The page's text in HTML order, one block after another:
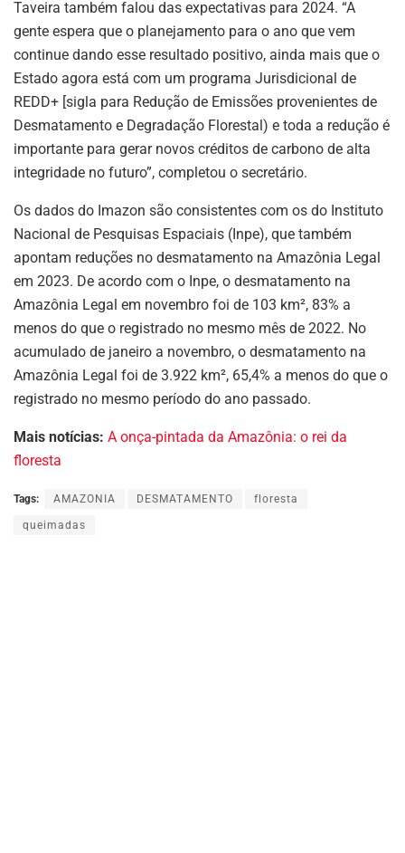
Taveira também falou das expectativas para 2024. “A
gente espera que o planejamento para o ano que vem
continue dando esse resultado positivo, ainda mais que o
Estado agora está com um programa Jurisdicional de
REDD+ [sigla para Redução de Emissões provenientes de
Desmatamento e Degradação Florestal) e toda a redução é
importante para gerar novos créditos de carbono de alta
integridade no futuro”, completou o secretário.
Os dados do Imazon são consistentes com os do Instituto
Nacional de Pesquisas Espaciais (Inpe), que também
apontam reduções no desmatamento na Amazônia Legal
em 2023. De acordo com o Inpe, o desmatamento na
Amazônia Legal em novembro foi de 103 km², 83% a
menos do que o registrado no mesmo mês de 2022. No
acumulado de janeiro a novembro, o desmatamento na
Amazônia Legal foi de 3.922 km², 65,4% a menos do que o
registrado no mesmo período do ano passado.
Mais notícias: A onça-pintada da Amazônia: o rei da
floresta
Tags: AMAZONIA DESMATAMENTO floresta
queimadas